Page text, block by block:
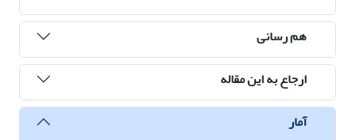
هم رسانی
ارجاع به این مقاله
آمار